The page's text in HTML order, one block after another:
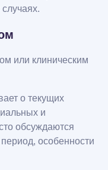
или клиническим
о текущих
и
обсуждаются
особенности